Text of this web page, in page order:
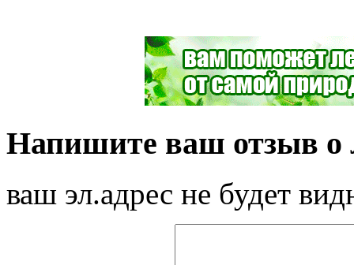
Напишите ваш отзыв о
ваш эл.адрес не будет